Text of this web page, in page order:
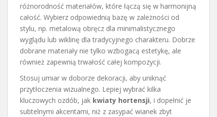
różnorodność materiałów, które łączą się w harmonijną
całość. Wybierz odpowiednią bazę w zależności od
stylu, np. metalową obręcz dla minimalistycznego
wyglądu lub wiklinę dla tradycyjnego charakteru. Dobrze
dobrane materiały nie tylko wzbogacą estetykę, ale
również zapewnią trwałość całej kompozycji.
Stosuj umiar w doborze dekoracji, aby uniknąć
przytłoczenia wizualnego. Lepiej wybrać kilka
kluczowych ozdób, jak kwiaty hortensji, i dopełnić je
subtelnymi akcentami, niż z zasypać wianek zbyt